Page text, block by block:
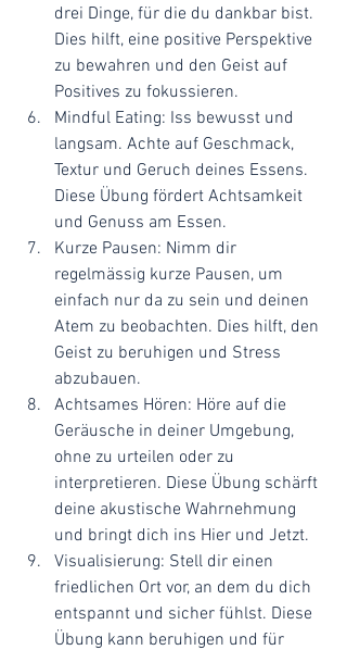
drei Dinge, für die du dankbar bist.
Dies hilft, eine positive Perspektive
zu bewahren und den Geist auf
Positives zu fokussieren.
Mindful Eating: Iss bewusst und
langsam. Achte auf Geschmack,
Textur und Geruch deines Essens.
Diese Übung fördert Achtsamkeit
und Genuss am Essen.
Kurze Pausen: Nimm dir
regelmässig kurze Pausen, um
einfach nur da zu sein und deinen
Atem zu beobachten. Dies hilft, den
Geist zu beruhigen und Stress
abzubauen.
Achtsames Hören: Höre auf die
Geräusche in deiner Umgebung,
ohne zu urteilen oder zu
interpretieren. Diese Übung schärft
deine akustische Wahrnehmung
und bringt dich ins Hier und Jetzt.
Visualisierung: Stell dir einen
friedlichen Ort vor, an dem du dich
entspannt und sicher fühlst. Diese
Übung kann beruhigen und für